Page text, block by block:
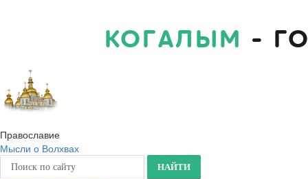
КОГАЛЫМ -
Православие
Мысли о Волхвах